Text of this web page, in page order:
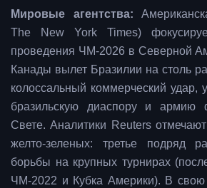
Мировые агентства:
The New York Times)
проведения ЧМ-2026 в Северной
Канады вылет Бразилии на столь
колоссальный коммерческий удар,
бразильскую диаспору и
Свете. Аналитики Reuters
желто-зеленых: третье подряд
борьбы на крупных турнирах
ЧМ-2022 и Кубка Америки). В свою